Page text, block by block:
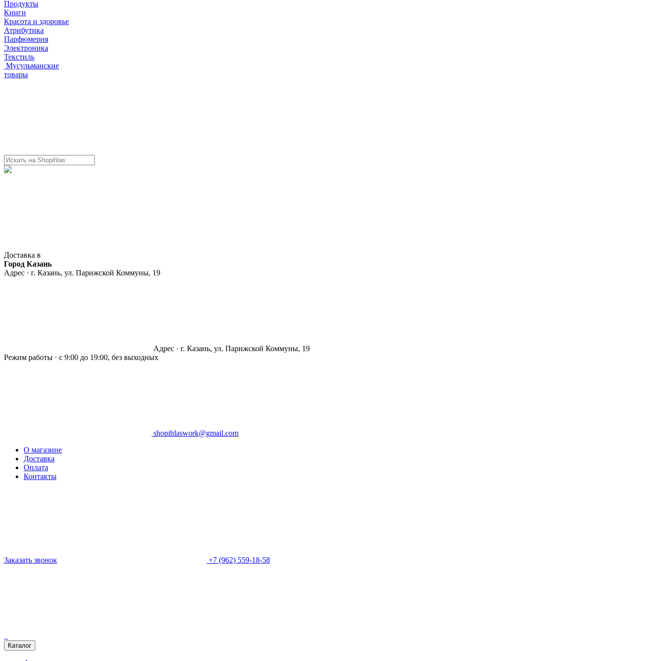
Продукты
Книги
Красота и здоровье
Атрибутика
Парфюмерия
Электроника
Текстиль
Мусульманские
товары
Доставка в
Город Казань
Адрес · г. Казань, ул. Парижской Коммуны, 19
Адрес · г. Казань, ул. Парижской Коммуны, 19
Режим работы · с 9:00 до 19:00, без выходных
shopihlaswork@gmail.com
О магазине
Доставка
Оплата
Контакты
Заказать звонок +7 (962) 559-18-58
Каталог